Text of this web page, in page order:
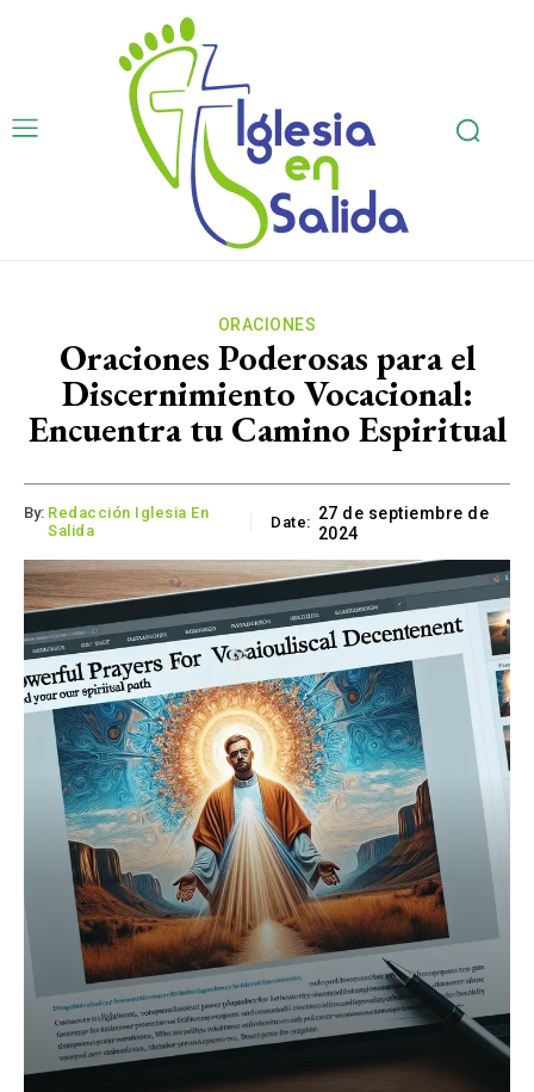
ORACIONES
Oraciones Poderosas para el
Discernimiento Vocacional:
Encuentra tu Camino Espiritual
By: Redacción Iglesia En
Salida
Date: 27 de septiembre de
2024